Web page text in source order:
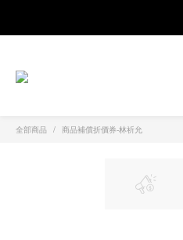
全部商品 商品補償折價券-林祈允